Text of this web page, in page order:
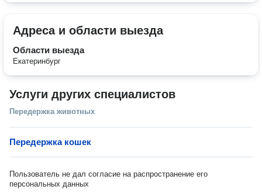
Адреса и области выезда
Области выезда
Екатеринбург
Услуги других специалистов
Передержка животных
Передержка кошек
Пользователь не дал согласие на распространение его
персональных данных